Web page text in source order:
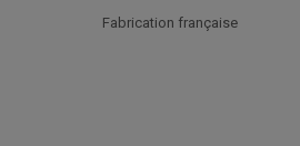
Fabrication française